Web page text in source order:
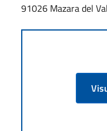
91026 Mazara del